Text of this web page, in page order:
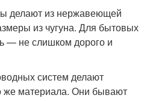
делают из нержавеющей
из чугуна. Для бытовых
— не слишком дорого и
систем делают
же материала. Они бывают